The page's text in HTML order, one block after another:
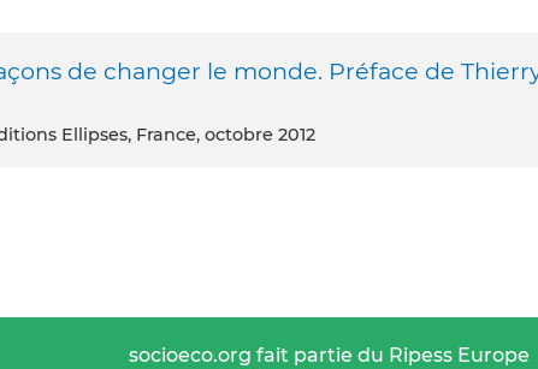
de changer le monde. Préface de
Ellipses, France, octobre 2012
socioeco.org fait partie du Ripess Europe